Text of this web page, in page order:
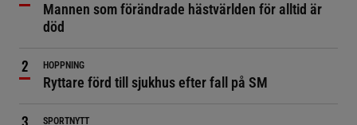
Mannen som förändrade hästvärlden för alltid är
död
HOPPNING
Ryttare förd till sjukhus efter fall på SM
SPORTNYTT